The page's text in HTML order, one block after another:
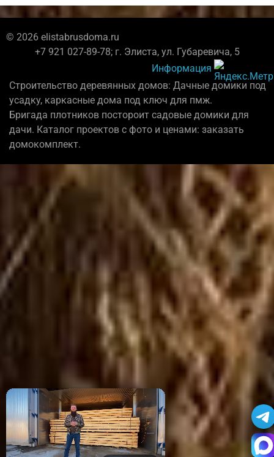
© 2026 elistabrusdoma.ru
+7 921 027-89-78; г. Элиста, ул. Губаревича, 5
Информация
Строительство деревянных домов: Дачные домики под
усадку, каркасные дома под ключ для пмж.
Бригада плотников постороит садовые домики для
дачи. Каталог проектов с фото и ценами: заказать
домокомплект.